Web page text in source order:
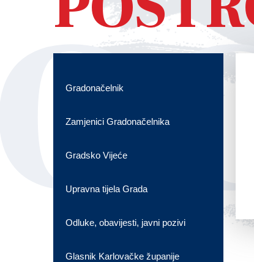
Gradonačelnik
Zamjenici Gradonačelnika
Gradsko Vijeće
Upravna tijela Grada
Odluke, obavijesti, javni pozivi
Glasnik Karlovačke županije